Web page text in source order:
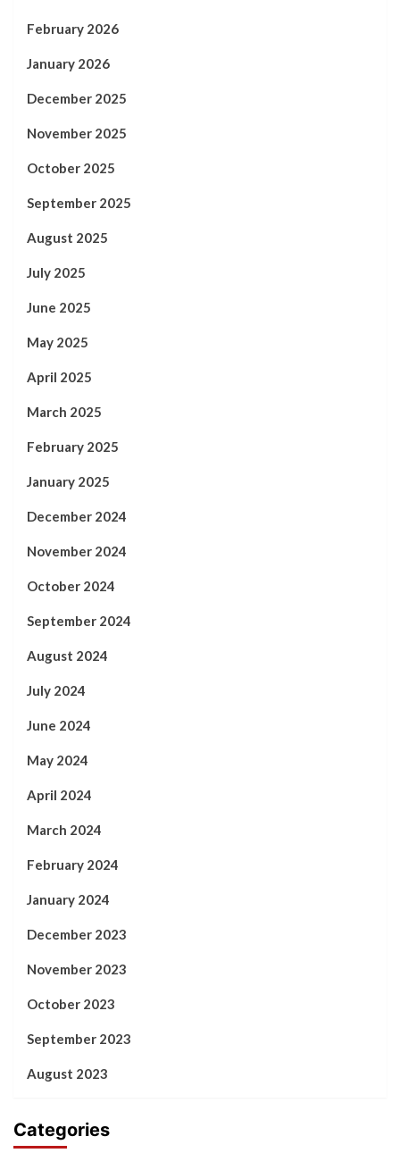
February 2026
January 2026
December 2025
November 2025
October 2025
September 2025
August 2025
July 2025
June 2025
May 2025
April 2025
March 2025
February 2025
January 2025
December 2024
November 2024
October 2024
September 2024
August 2024
July 2024
June 2024
May 2024
April 2024
March 2024
February 2024
January 2024
December 2023
November 2023
October 2023
September 2023
August 2023
Categories